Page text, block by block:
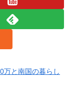
万と南国の暮らし